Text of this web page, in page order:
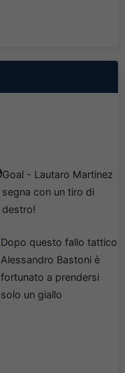
Goal - Lautaro Martinez
segna con un tiro di
destro!
Dopo questo fallo tattico
Alessandro Bastoni è
fortunato a prendersi
solo un giallo